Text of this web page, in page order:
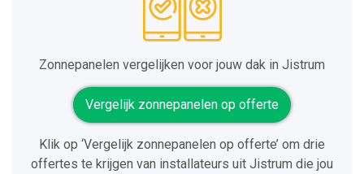
Zonnepanelen vergelijken voor jouw dak in Jistrum
Vergelijk zonnepanelen op offerte
Klik op ‘Vergelijk zonnepanelen op offerte’ om drie
offertes te krijgen van installateurs uit Jistrum die jou